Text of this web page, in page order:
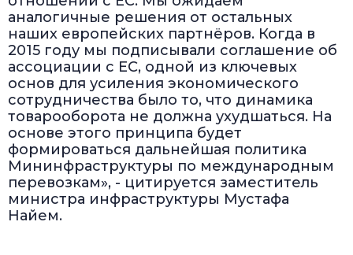
аналогичные решения от остальных
наших европейских партнёров. Когда в
2015 году мы подписывали соглашение об
ассоциации с ЕС, одной из ключевых
основ для усиления экономического
сотрудничества было то, что динамика
товарооборота не должна ухудшаться. На
основе этого принципа будет
формироваться дальнейшая политика
Мининфраструктуры по международным
перевозкам», - цитируется заместитель
министра инфраструктуры Мустафа
Найем.